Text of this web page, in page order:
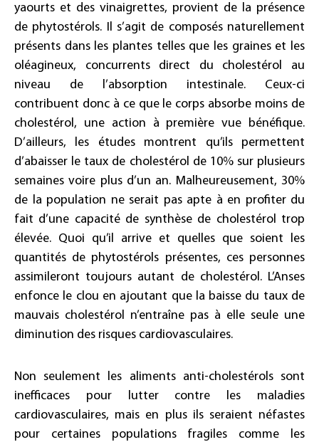
yaourts et des vinaigrettes, provient de la présence
de phytostérols. Il s’agit de composés naturellement
présents dans les plantes telles que les graines et les
oléagineux, concurrents direct du cholestérol au
niveau de l’absorption intestinale. Ceux-ci
contribuent donc à ce que le corps absorbe moins de
cholestérol, une action à première vue bénéfique.
D’ailleurs, les études montrent qu’ils permettent
d’abaisser le taux de cholestérol de 10% sur plusieurs
semaines voire plus d’un an. Malheureusement, 30%
de la population ne serait pas apte à en profiter du
fait d’une capacité de synthèse de cholestérol trop
élevée. Quoi qu’il arrive et quelles que soient les
quantités de phytostérols présentes, ces personnes
assimileront toujours autant de cholestérol. L’Anses
enfonce le clou en ajoutant que la baisse du taux de
mauvais cholestérol n’entraîne pas à elle seule une
diminution des risques cardiovasculaires.
Non seulement les aliments anti-cholestérols sont
inefficaces pour lutter contre les maladies
cardiovasculaires, mais en plus ils seraient néfastes
pour certaines populations fragiles comme les